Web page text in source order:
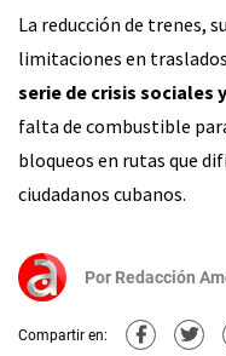
La reducción de trenes,
limitaciones en
serie de crisis sociales
falta de combustible
bloqueos en rutas que
ciudadanos cubanos.
Por Redacción
Compartir en: